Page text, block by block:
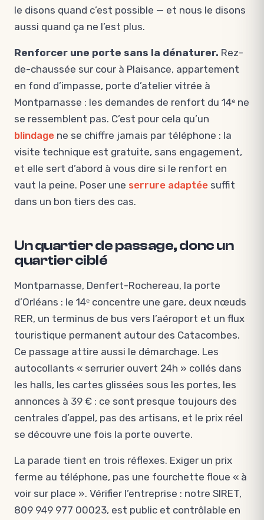
le disons quand c’est possible — et nous le disons
aussi quand ça ne l’est plus.
Renforcer une porte sans la dénaturer. Rez-
de-chaussée sur cour à Plaisance, appartement
en fond d’impasse, porte d’atelier vitrée à
Montparnasse : les demandes de renfort du 14ᵉ ne
se ressemblent pas. C’est pour cela qu’un
blindage ne se chiffre jamais par téléphone : la
visite technique est gratuite, sans engagement,
et elle sert d’abord à vous dire si le renfort en
vaut la peine. Poser une serrure adaptée suffit
dans un bon tiers des cas.
Un quartier de passage, donc un
quartier ciblé
Montparnasse, Denfert-Rochereau, la porte
d’Orléans : le 14ᵉ concentre une gare, deux nœuds
RER, un terminus de bus vers l’aéroport et un flux
touristique permanent autour des Catacombes.
Ce passage attire aussi le démarchage. Les
autocollants « serrurier ouvert 24h » collés dans
les halls, les cartes glissées sous les portes, les
annonces à 39 € : ce sont presque toujours des
centrales d’appel, pas des artisans, et le prix réel
se découvre une fois la porte ouverte.
La parade tient en trois réflexes. Exiger un prix
ferme au téléphone, pas une fourchette floue « à
voir sur place ». Vérifier l’entreprise : notre SIRET,
809 949 977 00023, est public et contrôlable en